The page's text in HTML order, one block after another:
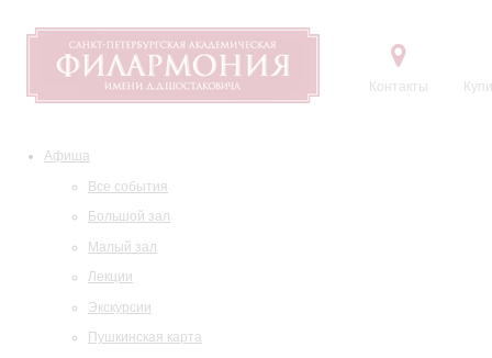
Контакты
Афиша
Все события
Большой зал
Малый зал
Лекции
Экскурсии
Пушкинская карта